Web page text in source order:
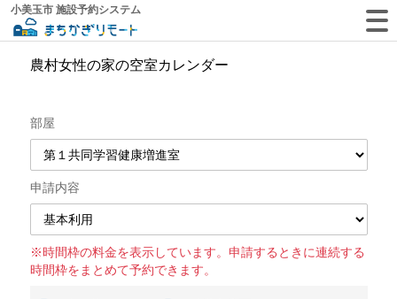
小美玉市 施設予約システム
農村女性の家の空室カレンダー
部屋
申請内容
※時間枠の料金を表示しています。申請するときに連続する
時間枠をまとめて予約できます。